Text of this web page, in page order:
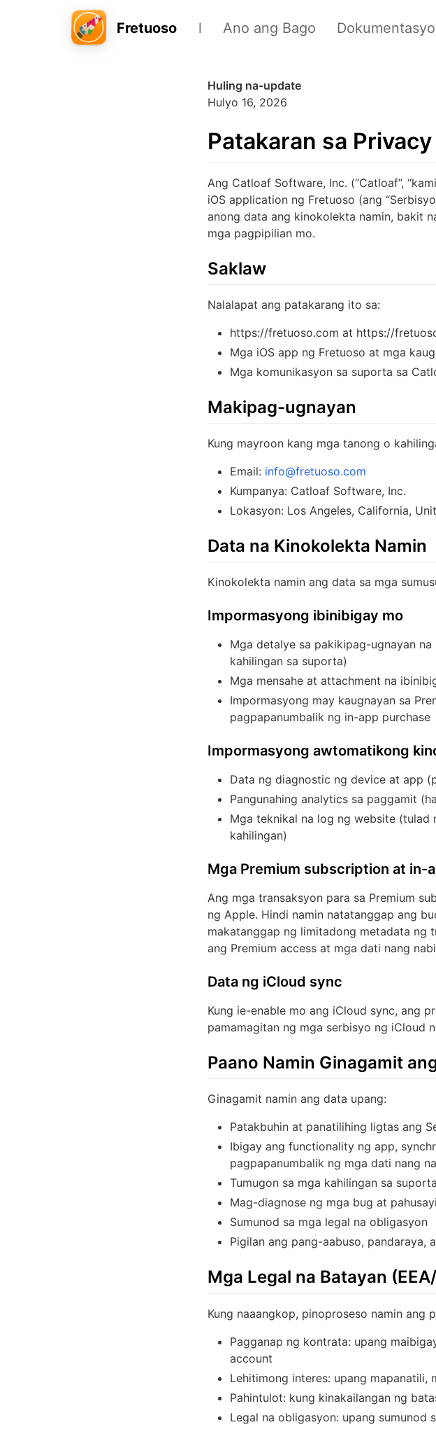
Fretuoso
Tungkol Ano ang Bago
Huling na-update
Hulyo 16, 2026
Patakaran sa Privacy
Ang Catloaf Software, Inc. (“Catloaf”,
iOS application ng Fretuoso (ang
anong data ang kinokolekta namin, bakit
mga pagpipilian mo.
Saklaw
Nalalapat ang patakarang ito sa:
https://fretuoso.com at https://
Mga iOS app ng Fretuoso at mga
Mga komunikasyon sa suporta sa
Makipag-ugnayan
Kung mayroon kang mga tanong o
Email: info@fretuoso.com
Kumpanya: Catloaf Software, Inc.
Lokasyon: Los Angeles, California,
Data na Kinokolekta Namin
Kinokolekta namin ang data sa mga
Impormasyong ibinibigay mo
Mga detalye sa pakikipag-ugnayan
kahilingan sa suporta)
Mga mensahe at attachment na
Impormasyong may kaugnayan sa
pagpapanumbalik ng in-app purchase
Impormasyong awtomatikong
Data ng diagnostic ng device at app
Pangunahing analytics sa paggamit
Mga teknikal na log ng website (tulad
kahilingan)
Mga Premium subscription at in-
Ang mga transaksyon para sa Premium
ng Apple. Hindi namin natatanggap ang
makatanggap ng limitadong metadata ng
ang Premium access at mga dati nang
Data ng iCloud sync
Kung ie-enable mo ang iCloud sync, ang
pamamagitan ng mga serbisyo ng iCloud
Paano Namin Ginagamit
Ginagamit namin ang data upang:
Patakbuhin at panatilihing ligtas ang
Ibigay ang functionality ng app,
pagpapanumbalik ng mga dati nang
Tumugon sa mga kahilingan sa suporta
Mag-diagnose ng mga bug at
Sumunod sa mga legal na obligasyon
Pigilan ang pang-aabuso, pandaraya,
Mga Legal na Batayan
Kung naaangkop, pinoproseso namin ang
Pagganap ng kontrata: upang
account
Lehitimong interes: upang mapanatili,
Pahintulot: kung kinakailangan ng
Legal na obligasyon: upang sumunod